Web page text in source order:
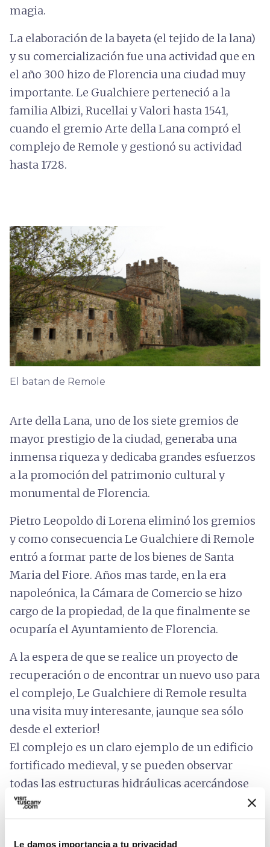
Le damos importancia a tu privacidad
magia.
La elaboración de la bayeta (el tejido de la lana)
y su comercialización fue una actividad que en
el año 300 hizo de Florencia una ciudad muy
importante. Le Gualchiere perteneció a la
familia Albizi, Rucellai y Valori hasta 1541,
cuando el gremio Arte della Lana compró el
complejo de Remole y gestionó su actividad
hasta 1728.
El batan de Remole
Arte della Lana, uno de los siete gremios de
mayor prestigio de la ciudad, generaba una
inmensa riqueza y dedicaba grandes esfuerzos
a la promoción del patrimonio cultural y
monumental de Florencia.
Pietro Leopoldo di Lorena eliminó los gremios
y como consecuencia Le Gualchiere di Remole
entró a formar parte de los bienes de Santa
Maria del Fiore. Años mas tarde, en la era
napoleónica, la Cámara de Comercio se hizo
cargo de la propiedad, de la que finalmente se
ocuparía el Ayuntamiento de Florencia.
A la espera de que se realice un proyecto de
recuperación o de encontrar un nuevo uso para
el complejo, Le Gualchiere di Remole resulta
una visita muy interesante, ¡aunque sea sólo
desde el exterior!
El complejo es un claro ejemplo de un edificio
fortificado medieval, y se pueden observar
todas las estructuras hidráulicas acercándose
al río. El pequeño pueblo dentro de la que era la
muralla –hoy quedan tan solo algunas ruinas-
fue habitado hasta los años setenta y usado